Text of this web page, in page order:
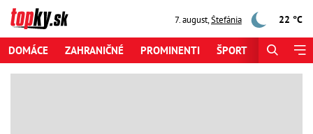
7. august,Štefánia 22 °C
DOMÁCE ZAHRANIČNÉ PROMINENTI ŠPORT